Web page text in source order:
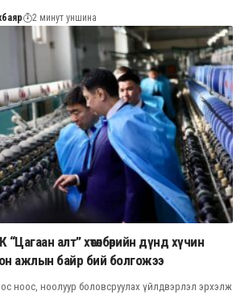
2 минут уншина
алт” хөтөлбөрийн дүнд хүчин
ажлын байр бий болгожээ
ноос, ноолуур боловсруулах үйлдвэрлэл эрхэлж